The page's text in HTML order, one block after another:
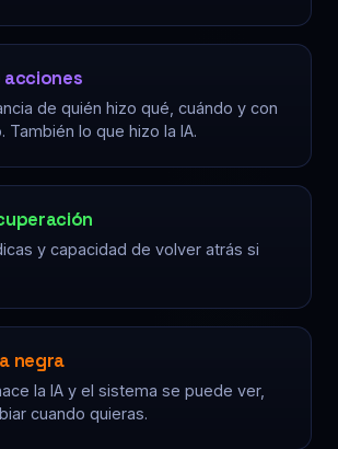
de quién hizo qué, cuándo y con
También lo que hizo la IA.
y capacidad de volver atrás si
negra
la IA y el sistema se puede ver,
cuando quieras.